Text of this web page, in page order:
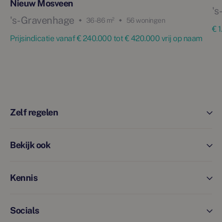
Nieuw Mosveen
's-Gravenhage 36 - 86 m² 56 woningen
Prijsindicatie vanaf € 240.000 tot € 420.000 vrij op naam
€
Zelf regelen
Bekijk ook
Kennis
Socials